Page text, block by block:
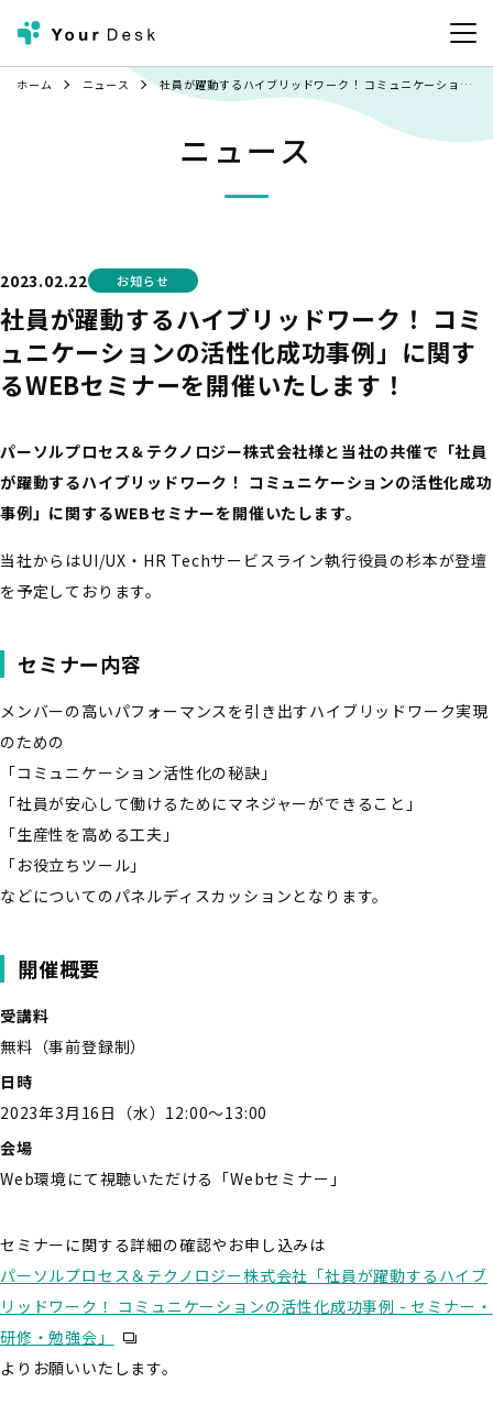
ホーム ニュース 社員が躍動するハイブリッドワーク！ コミュニケーションの活性化成功事例」に関するWEBセミナーを開催いたします！
ニュース
2023.02.22 お知らせ
社員が躍動するハイブリッドワーク！ コミ
ュニケーションの活性化成功事例」に関す
るWEBセミナーを開催いたします！
パーソルプロセス＆テクノロジー株式会社様と当社の共催で「社員
が躍動するハイブリッドワーク！ コミュニケーションの活性化成功
事例」に関するWEBセミナーを開催いたします。
当社からはUI/UX・HR Techサービスライン執行役員の杉本が登壇
を予定しております。
セミナー内容
メンバーの高いパフォーマンスを引き出すハイブリッドワーク実現
のための
「コミュニケーション活性化の秘訣」
「社員が安心して働けるためにマネジャーができること」
「生産性を高める工夫」
「お役立ちツール」
などについてのパネルディスカッションとなります。
開催概要
受講料
無料（事前登録制）
日時
2023年3月16日（水）12:00～13:00
会場
Web環境にて視聴いただける「Webセミナー」
セミナーに関する詳細の確認やお申し込みは
パーソルプロセス＆テクノロジー株式会社「社員が躍動するハイブ
リッドワーク！ コミュニケーションの活性化成功事例 - セミナー・
研修・勉強会」
よりお願いいたします。